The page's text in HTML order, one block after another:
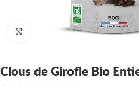
Click to enlarge
Clous de Girofle Bio